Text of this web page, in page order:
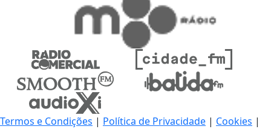
Termos e Condições | Política de Privacidade | Cookies |